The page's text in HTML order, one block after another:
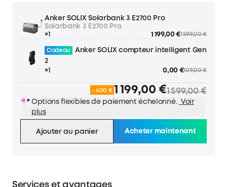
Anker SOLIX Solarbank 3 E2700 Pro
Solarbank 3 E2700 Pro
×1
1 199,00 €1 599,00 €
Cadeau
Anker SOLIX compteur intelligent Gen
2
×1
0,00 €109,00 €
- 400 € 1 199,00 €1 599,00 €
Options flexibles de paiement échelonné.
Voir
plus
Ajouter au panier Acheter maintenant
Services et avantages